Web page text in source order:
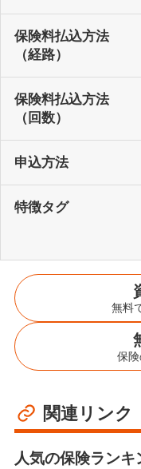
保険料払込方法
（経路）
保険料払込方法
（回数）
申込方法
特徴タグ
無料
保
関連リンク
人気の保険ランキ